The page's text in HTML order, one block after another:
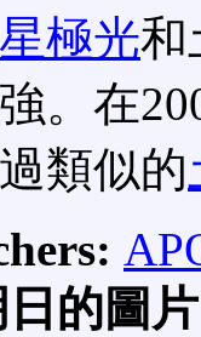
極光和
。在
類似的
日的圖